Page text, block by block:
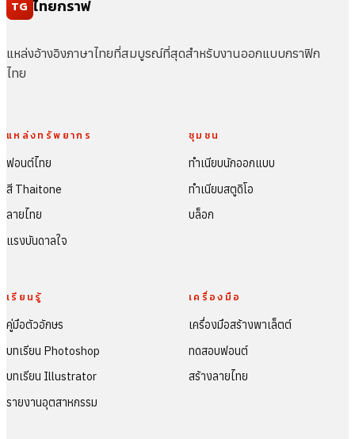
TG ไทยกราฟ
แหล่งอ้างอิงภาษาไทยที่สมบูรณ์ที่สุดสำหรับงานออกแบบกราฟิก
ไทย
แหล่งทรัพยากร
ฟอนต์ไทย
สี Thaitone
ลายไทย
แรงบันดาลใจ
ชุมชน
ทำเนียบนักออกแบบ
ทำเนียบสตูดิโอ
บล็อก
เรียนรู้
คู่มือตัวอักษร
บทเรียน Photoshop
บทเรียน Illustrator
รายงานอุตสาหกรรม
เครื่องมือ
เครื่องมือสร้างพาเล็ตต์
ทดสอบฟอนต์
สร้างลายไทย